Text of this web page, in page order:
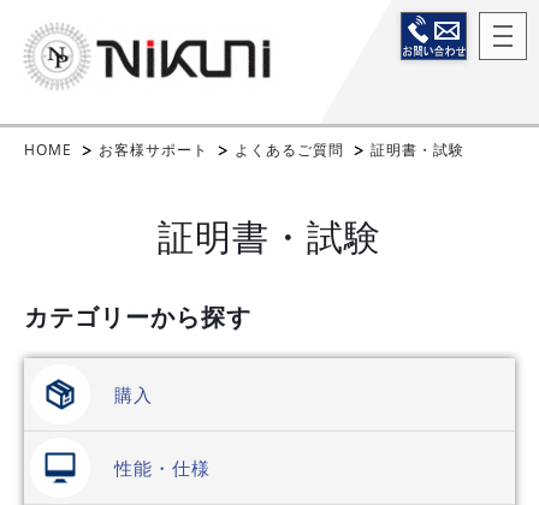
HOME お客様サポート よくあるご質問 証明書・試験
証明書・試験
カテゴリーから探す
購入
性能・仕様